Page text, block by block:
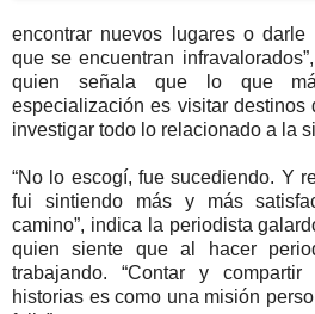
encontrar nuevos lugares o
que se encuentran
quien señala que lo que
especialización es visitar destinos
investigar todo lo relacionado a la
“No lo escogí, fue sucediendo. Y
fui sintiendo más y más
camino”, indica la periodista
quien siente que al hacer
trabajando. “Contar y
historias es como una misión